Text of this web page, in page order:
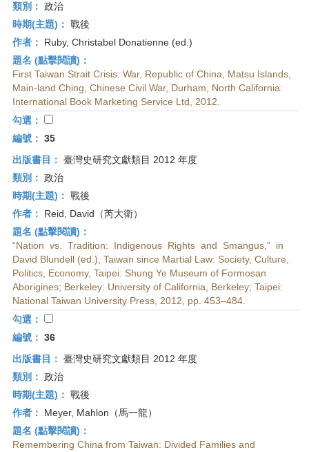
類別： 政治
時期(主題)： 戰後
作者：
Ruby, Christabel Donatienne (ed.)
題名 (點擊閱讀)：
First Taiwan Strait Crisis: War, Republic of China, Matsu Islands,
Main-land Ching, Chinese Civil War, Durham, North California:
International Book Marketing Service Ltd, 2012.
勾選：
編號： 35
出版書目： 臺灣史研究文獻類目 2012 年度
類別： 政治
時期(主題)： 戰後
作者：
Reid, David（芮大衛）
題名 (點擊閱讀)：
“Nation vs. Tradition: Indigenous Rights and Smangus,” in
David Blundell (ed.), Taiwan since Martial Law: Society, Culture,
Politics, Economy, Taipei: Shung Ye Museum of Formosan
Aborigines; Berkeley: University of California, Berkeley; Taipei:
National Taiwan University Press, 2012, pp. 453–484.
勾選：
編號： 36
出版書目： 臺灣史研究文獻類目 2012 年度
類別： 政治
時期(主題)： 戰後
作者：
Meyer, Mahlon（馬一龍）
題名 (點擊閱讀)：
Remembering China from Taiwan: Divided Families and